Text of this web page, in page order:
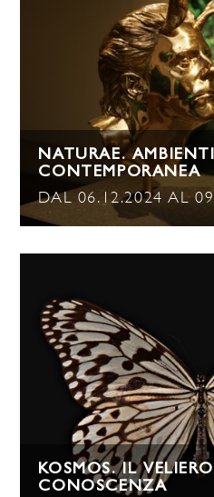
NATURAE.
CONTEMPORANEA
DAL 06.12.2024 AL
KOSMOS. IL
CONOSCENZA